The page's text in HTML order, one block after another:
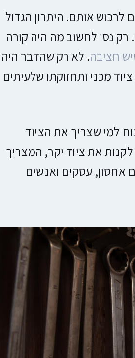
לרכוש אותם. היתרון הגדול
רק נסו לחשוב מה היה קורה
חציבה. לא רק שהדבר היה
מכני ותחזוקתו שלעיתים
למי שצריך את הציוד
את ציוד יקר, המצריך
אחסון, עסקים ואנשים